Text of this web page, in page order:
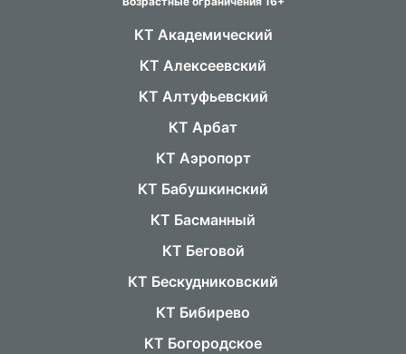
КТ Академический
КТ Алексеевский
КТ Алтуфьевский
КТ Арбат
КТ Аэропорт
КТ Бабушкинский
КТ Басманный
КТ Беговой
КТ Бескудниковский
КТ Бибирево
КТ Богородское